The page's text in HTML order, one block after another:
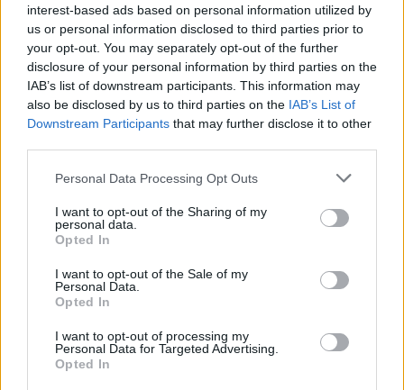
interest-based ads based on personal information utilized by
us or personal information disclosed to third parties prior to
your opt-out. You may separately opt-out of the further
disclosure of your personal information by third parties on the
IAB’s list of downstream participants. This information may
also be disclosed by us to third parties on the IAB’s List of
Downstream Participants that may further disclose it to other
Personal Data Processing Opt Outs
I want to opt-out of the Sharing of my
personal data.
Opted In
I want to opt-out of the Sale of my
Personal Data.
Opted In
I want to opt-out of processing my
Personal Data for Targeted Advertising.
Opted In
gli altri acquisti
8 Ago 2026
DPCM 3 dicembre, per il calcio dilettantistico
stop prolungato fino al 15 gennaio 2021
3 Dic 2020
Il Monastir riparte dai pilastri Masia, Pinna e
Aloia, il primo acquisto è Loru
7 Ago 2026